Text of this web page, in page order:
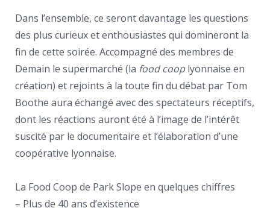
Dans l’ensemble, ce seront davantage les questions
des plus curieux et enthousiastes qui domineront la
fin de cette soirée. Accompagné des membres de
Demain le supermarché (la food cooplyonnaise en
création) et rejoints à la toute fin du débat par Tom
Boothe aura échangé avec des spectateurs réceptifs,
dont les réactions auront été à l’image de l’intérêt
suscité par le documentaire et l’élaboration d’une
coopérative lyonnaise.
La Food Coop de Park Slope en quelques chiffres
– Plus de 40 ans d’existence